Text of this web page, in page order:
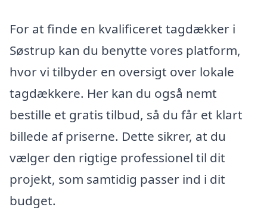
For at finde en kvalificeret tagdækker i
Søstrup kan du benytte vores platform,
hvor vi tilbyder en oversigt over lokale
tagdækkere. Her kan du også nemt
bestille et gratis tilbud, så du får et klart
billede af priserne. Dette sikrer, at du
vælger den rigtige professionel til dit
projekt, som samtidig passer ind i dit
budget.